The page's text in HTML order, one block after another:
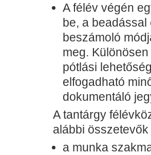
A félév végén
be, a
beszámoló
meg.
pótlási
elfogadható
dokumentáló
A tantárgy
alábbi
a munka